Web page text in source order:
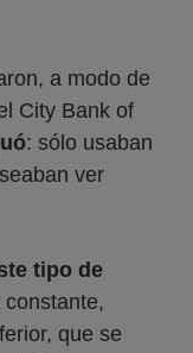
a modo de
City Bank of
: sólo usaban
ver
tipo de
que se